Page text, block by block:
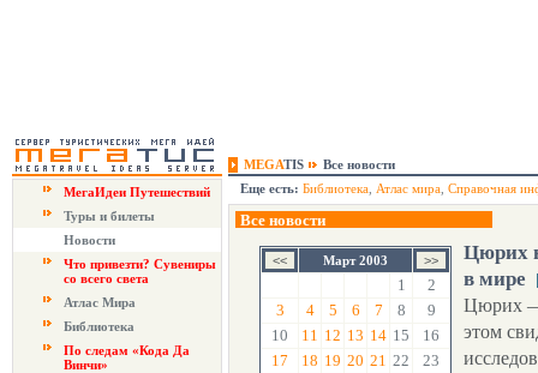
MEGATIS
Все новости
МегаИдеи Путешествий
Туры и билеты
Новости
Что привезти? Сувениры
со всего света
Атлас Мира
Библиотека
По следам «Кода Да
Винчи»
Еще есть: Библиотека Атлас мира Справочная
Все новости
Март 2003
1
2
3
4 5 6 7 8
9
10
11 12 13 14 15
16
17
18 19 20 21 22
23
Цюрих
в мире
Цюрих —
этом